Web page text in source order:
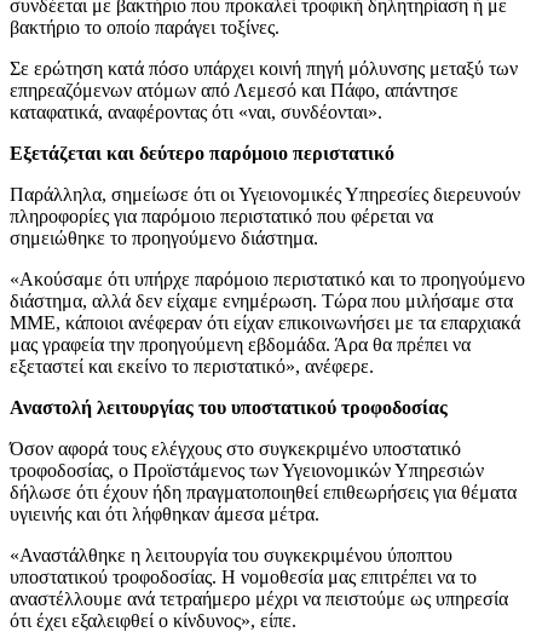
συνδέεται με βακτήριο που προκαλεί τροφική δηλητηρίαση ή με
βακτήριο το οποίο παράγει τοξίνες.
Σε ερώτηση κατά πόσο υπάρχει κοινή πηγή μόλυνσης μεταξύ των
επηρεαζόμενων ατόμων από Λεμεσό και Πάφο, απάντησε
καταφατικά, αναφέροντας ότι «ναι, συνδέονται».
Εξετάζεται και δεύτερο παρόμοιο περιστατικό
Παράλληλα, σημείωσε ότι οι Υγειονομικές Υπηρεσίες διερευνούν
πληροφορίες για παρόμοιο περιστατικό που φέρεται να
σημειώθηκε το προηγούμενο διάστημα.
«Ακούσαμε ότι υπήρχε παρόμοιο περιστατικό και το προηγούμενο
διάστημα, αλλά δεν είχαμε ενημέρωση. Τώρα που μιλήσαμε στα
ΜΜΕ, κάποιοι ανέφεραν ότι είχαν επικοινωνήσει με τα επαρχιακά
μας γραφεία την προηγούμενη εβδομάδα. Άρα θα πρέπει να
εξεταστεί και εκείνο το περιστατικό», ανέφερε.
Αναστολή λειτουργίας του υποστατικού τροφοδοσίας
Όσον αφορά τους ελέγχους στο συγκεκριμένο υποστατικό
τροφοδοσίας, ο Προϊστάμενος των Υγειονομικών Υπηρεσιών
δήλωσε ότι έχουν ήδη πραγματοποιηθεί επιθεωρήσεις για θέματα
υγιεινής και ότι λήφθηκαν άμεσα μέτρα.
«Αναστάλθηκε η λειτουργία του συγκεκριμένου ύποπτου
υποστατικού τροφοδοσίας. Η νομοθεσία μας επιτρέπει να το
αναστέλλουμε ανά τετραήμερο μέχρι να πειστούμε ως υπηρεσία
ότι έχει εξαλειφθεί ο κίνδυνος», είπε.